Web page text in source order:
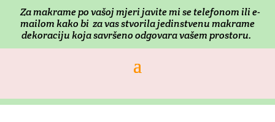
Za makrame po vašoj mjeri javite mi se telefonom ili e-
mailom kako bi za vas stvorila jedinstvenu makrame
dekoraciju koja savršeno odgovara vašem prostoru.